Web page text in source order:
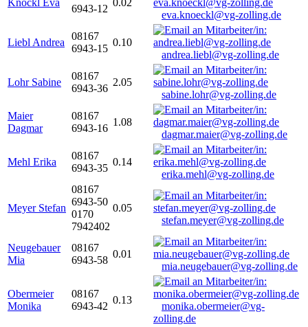
Knöckl Eva
6943-12
0.02
eva.knoeckl@vg-zolling.de
Liebl Andrea
08167
6943-15
0.10
andrea.liebl@vg-zolling.de
Lohr Sabine
08167
6943-36
2.05
sabine.lohr@vg-zolling.de
Maier
Dagmar
08167
6943-16
1.08
dagmar.maier@vg-zolling.de
Mehl Erika
08167
6943-35
0.14
erika.mehl@vg-zolling.de
Meyer Stefan
08167
6943-50
0170
7942402
0.05
stefan.meyer@vg-zolling.de
Neugebauer
Mia
08167
6943-58
0.01
mia.neugebauer@vg-zolling.de
Obermeier
Monika
08167
6943-42
0.13
monika.obermeier@vg-
zolling.de